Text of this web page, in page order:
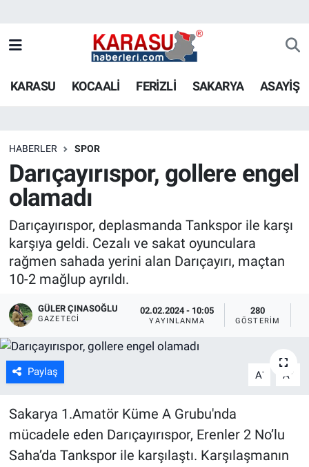
KARASU KOCAALİ FERİZLİ SAKARYA ASAYİŞ
HABERLER SPOR
Darıçayırıspor, gollere engel
olamadı
Darıçayırıspor, deplasmanda Tankspor ile karşı
karşıya geldi. Cezalı ve sakat oyunculara
rağmen sahada yerini alan Darıçayırı, maçtan
10-2 mağlup ayrıldı.
GÜLER ÇINASOĞLU
GAZETECI
02.02.2024 - 10:05
YAYINLANMA
280
GÖSTERIM
Paylaş A- A +
Sakarya 1.Amatör Küme A Grubu'nda
mücadele eden Darıçayırıspor, Erenler 2 No’lu
Saha’da Tankspor ile karşılaştı. Karşılaşmanın